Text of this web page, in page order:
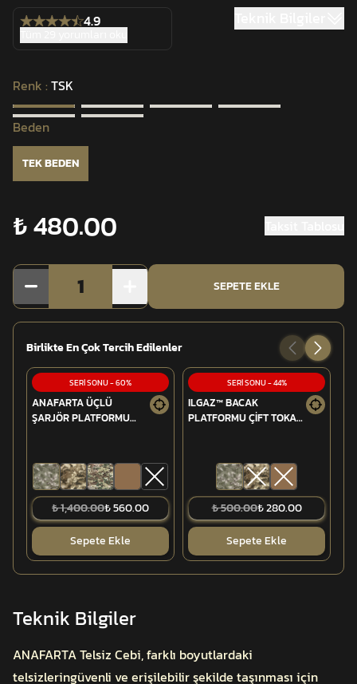
4.9
Renk : TSK
Beden
TEK BEDEN
₺ 480.00
1 SEPETE EKLE
Birlikte En Çok Tercih Edilenler
SERİ SONU-60%
ANAFARTA ÜÇLÜ
ŞARJÖR PLATFORMU
₺ 1,400.00₺ 560.00
Sepete Ekle
SERİ SONU-44%
ILGAZ™ BACAK
PLATFORMU ÇİFT TOKA
₺ 500.00₺ 280.00
Sepete Ekle
Teknik Bilgiler
ANAFARTA Telsiz Cebi, farklı boyutlardaki
telsizleringüvenli ve erişilebilir şekilde taşınması için